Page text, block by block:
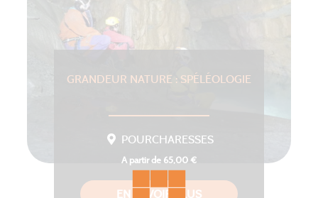
GRANDEUR NATURE : SPÉLÉOLOGIE
POURCHARESSES
A partir de 65,00 €
EN SAVOIR PLUS